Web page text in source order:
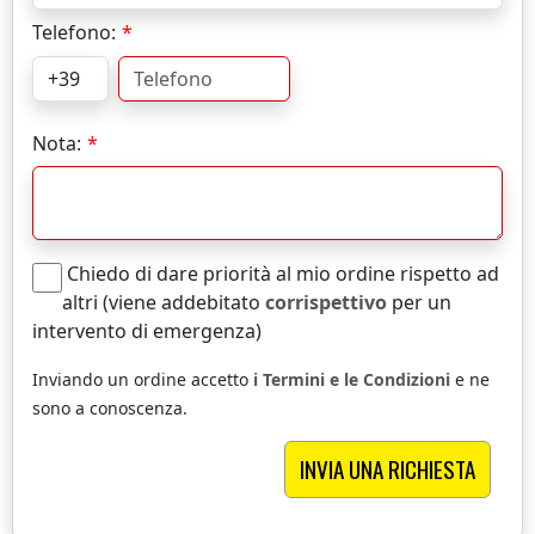
Telefono:
Nota:
Chiedo di dare priorità al mio ordine rispetto ad
altri (viene addebitato corrispettivo per un
intervento di emergenza)
Inviando un ordine accetto i Termini e le Condizioni e ne
sono a conoscenza.